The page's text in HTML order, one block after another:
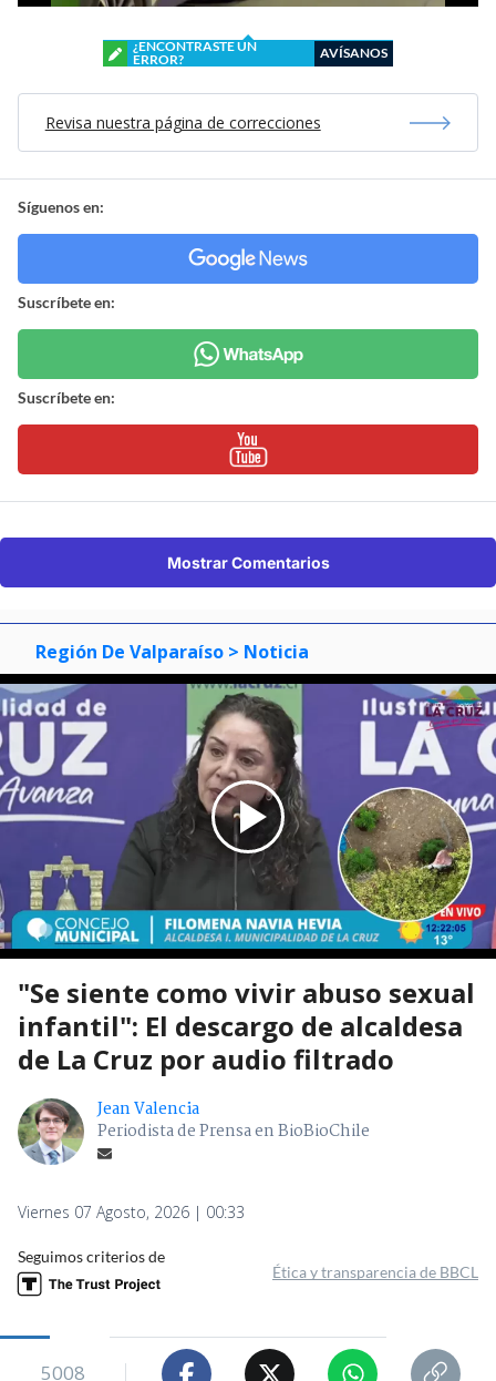
¿ENCONTRASTE UN
ERROR?
AVÍSANOS
Revisa nuestra página de correcciones
Síguenos en:
Suscríbete en:
Suscríbete en:
Mostrar Comentarios
Región De Valparaíso > Noticia
"Se siente como vivir abuso sexual
infantil": El descargo de alcaldesa
de La Cruz por audio filtrado
Jean Valencia
Periodista de Prensa en BioBioChile
Viernes 07 Agosto, 2026 | 00:33
Seguimos criterios de
Ética y transparencia de BBCL
5008